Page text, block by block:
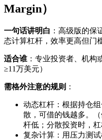
Margin）
一句话讲明白 ：高级版的保
态计算杠杆，效率更高但门
适合谁 ：专业投资者、机构
≥11万美元）
需格外注意的规则 ：
动态杠杆：根据持仓
散，可借的钱越多。
杆低；分散投资时，杠
复杂计算：用压力测